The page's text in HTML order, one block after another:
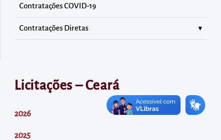
internas
Acessar
diretamente
no
Licitações – Ceará
2026
2025
Contratações COVID-19
Contratações Diretas